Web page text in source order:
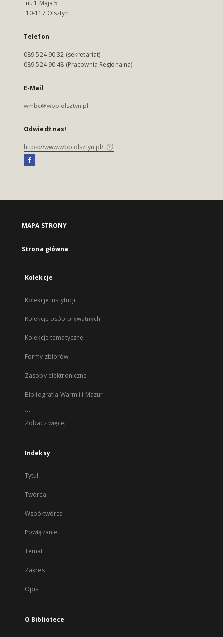
ul. 1 Maja 5
10-117 Olsztyn
Telefon
089 524 90 32 (sekretariat)
089 524 90 48 (Pracownia Regionalna)
E-Mail
wmbc@wbp.olsztyn.pl
Odwiedź nas!
https://www.wbp.olsztyn.pl/
MAPA STRONY
Strona główna
Kolekcje
Kolekcje instytucji
Kolekcje osób prywatnych
Kolekcje tematyczne
Formy zbiorów
Zasoby elektroniczne
Bibliografia Warmii i Mazur
...
Zobacz więcej
Indeksy
Tytuł
Twórca
Współtwórca
Powiązanie
Temat
Zakres
Opis
O Bibliotece